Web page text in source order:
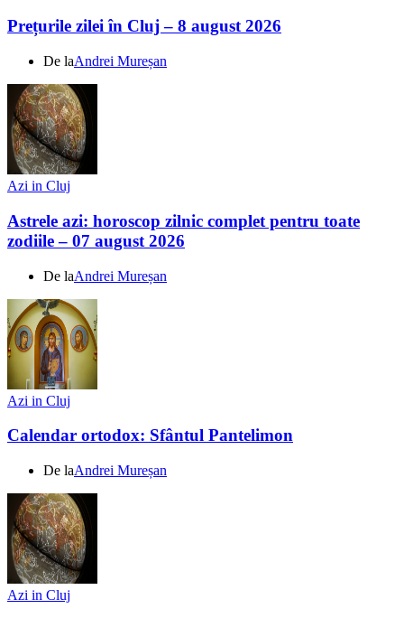
Prețurile zilei în Cluj – 8 august 2026
De laAndrei Mureșan
Azi in Cluj
Astrele azi: horoscop zilnic complet pentru toate
zodiile – 07 august 2026
De laAndrei Mureșan
Azi in Cluj
Calendar ortodox: Sfântul Pantelimon
De laAndrei Mureșan
Azi in Cluj